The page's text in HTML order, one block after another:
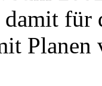
damit
Planen